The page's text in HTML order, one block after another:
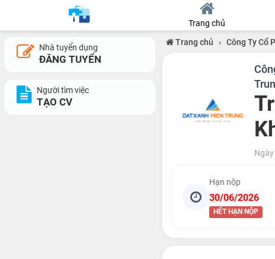
Trang chủ
Nhà tuyển dụng
ĐĂNG TUYỂN
Người tìm việc
TẠO CV
Trang chủ › Công Ty Cổ
Hạn nộp
30/06/2026
HẾT HẠN NỘP